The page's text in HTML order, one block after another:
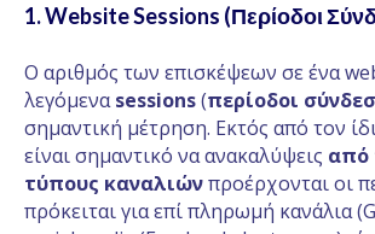
1.Website Sessions (Περίοδοι
Ο αριθμός των επισκέψεων σε ένα
λεγόμεναsessions(περίοδοι
σημαντική μέτρηση. Εκτός από τον
είναι σημαντικό να ανακαλύψεις από
τύπους καναλιώνπροέρχονται οι
πρόκειται για επί πληρωμή κανάλια